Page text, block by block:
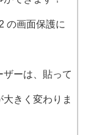
の画面保護に
ザーは、貼って
きく変わりま